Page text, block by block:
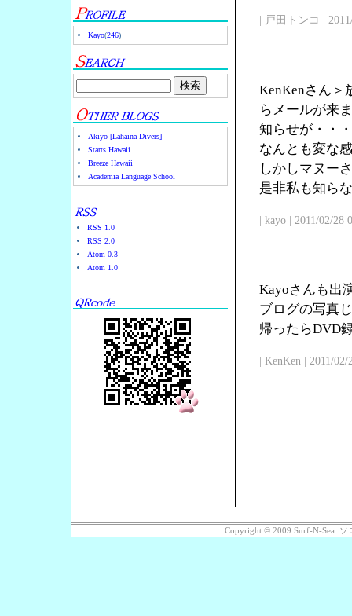
Kayo(246)
Akiyo [Lahaina Divers]
Starts Hawaii
Breeze Hawaii
Academia Language School
RSS 1.0
RSS 2.0
Atom 0.3
Atom 1.0
| 戸田トンコ |
KenKenさん＞
らメールが来
知らせが・・・
なんとも変な
しかしマヌー
是非私も知ら
| kayo | 2011/02/28
Kayoさんも出
ブログの写真
帰ったらDVD
| KenKen | 2011/
Copyright © 2009 Surf-N-Sea::